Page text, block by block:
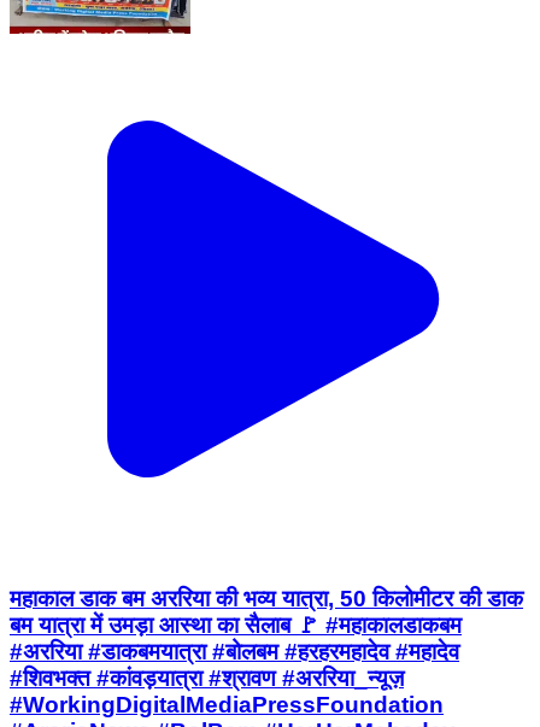
महाकाल डाक बम अररिया की भव्य यात्रा, 50 किलोमीटर की डाक
बम यात्रा में उमड़ा आस्था का सैलाब 🚩 #महाकालडाकबम
#अररिया #डाकबमयात्रा #बोलबम #हरहरमहादेव #महादेव
#शिवभक्त #कांवड़यात्रा #श्रावण #अररिया_न्यूज़
#WorkingDigitalMediaPressFoundation